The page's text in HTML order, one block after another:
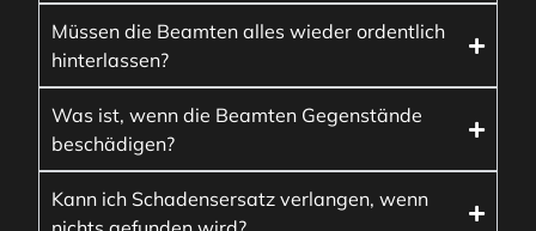
Müssen die Beamten alles wieder ordentlich
hinterlassen?
Was ist, wenn die Beamten Gegenstände
beschädigen?
Kann ich Schadensersatz verlangen, wenn